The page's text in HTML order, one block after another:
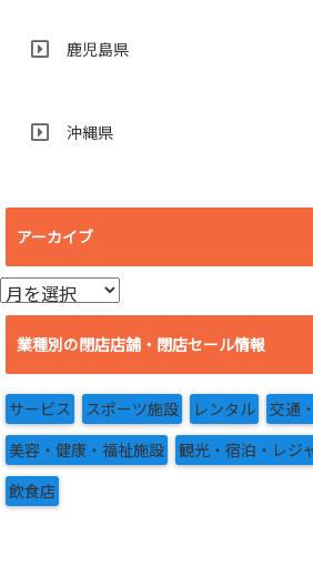
鹿児島県
沖縄県
アーカイブ
ア
ー
イ
ブ
業種別の閉店店舗・閉店セール情報
サービス スポーツ施設 レンタル 交通
美容・健康・福祉施設 観光・宿泊・レジ
飲食店